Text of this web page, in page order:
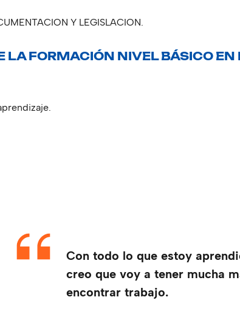
Y LEGISLACION.
LA FORMACIÓN NIVEL BÁSICO EN
Con todo lo que estoy
creo que voy a tener mucha
encontrar trabajo.